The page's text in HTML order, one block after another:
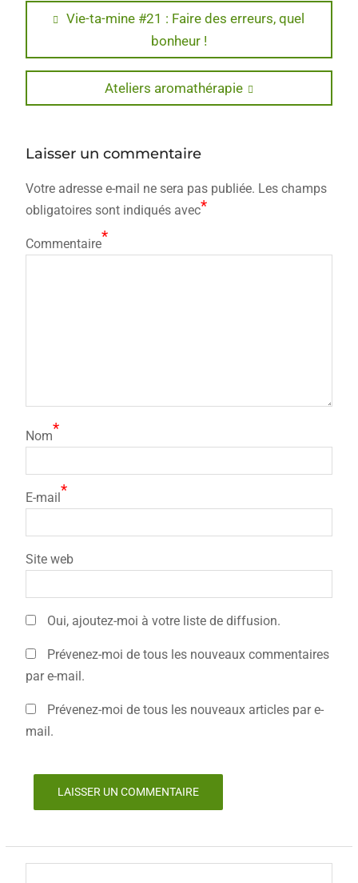
Navigation
l’article
Previous
Vie-ta-mine #21 : Faire des erreurs, quel
bonheur !
Next
post:
Ateliers aromathérapie
Laisser un commentaire
Votre adresse e-mail ne sera pas publiée. Les champs
obligatoires sont indiqués avec*
Commentaire*
Nom*
E-mail*
Site web
Oui, ajoutez-moi à votre liste de diffusion.
Prévenez-moi de tous les nouveaux commentaires
par e-mail.
Prévenez-moi de tous les nouveaux articles par e-
mail.